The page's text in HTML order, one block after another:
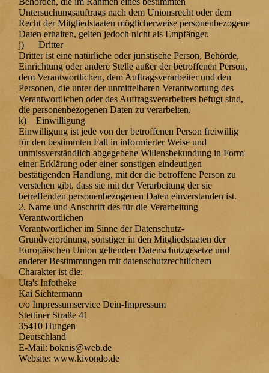
Untersuchungsauftrags nach dem Unionsrecht oder dem
Recht der Mitgliedstaaten möglicherweise personenbezogene
Daten erhalten, gelten jedoch nicht als Empfänger.
j) Dritter
Dritter ist eine natürliche oder juristische Person, Behörde,
Einrichtung oder andere Stelle außer der betroffenen Person,
dem Verantwortlichen, dem Auftragsverarbeiter und den
Personen, die unter der unmittelbaren Verantwortung des
Verantwortlichen oder des Auftragsverarbeiters befugt sind,
die personenbezogenen Daten zu verarbeiten.
k) Einwilligung
Einwilligung ist jede von der betroffenen Person freiwillig
für den bestimmten Fall in informierter Weise und
unmissverständlich abgegebene Willensbekundung in Form
einer Erklärung oder einer sonstigen eindeutigen
bestätigenden Handlung, mit der die betroffene Person zu
verstehen gibt, dass sie mit der Verarbeitung der sie
betreffenden personenbezogenen Daten einverstanden ist.
2. Name und Anschrift des für die Verarbeitung
Verantwortlichen
Verantwortlicher im Sinne der Datenschutz-
Grundverordnung, sonstiger in den Mitgliedstaaten der
Europäischen Union geltenden Datenschutzgesetze und
anderer Bestimmungen mit datenschutzrechtlichem
Charakter ist die:
Uta's Infotheke
Kai Sichtermann
c/o Impressumservice Dein-Impressum
Stettiner Straße 41
35410 Hungen
Deutschland
E-Mail: boknis@web.de
Website: www.kivondo.de